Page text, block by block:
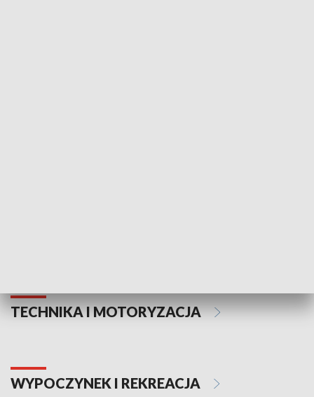
TECHNIKA I MOTORYZACJA
WYPOCZYNEK I REKREACJA